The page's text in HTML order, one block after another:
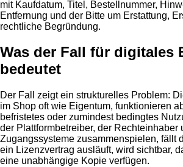
mit Kaufdatum, Titel, Bestellnummer,
Entfernung und der Bitte um Erstattung,
rechtliche Begründung.
Was der Fall für digitales
bedeutet
Der Fall zeigt ein strukturelles Problem:
im Shop oft wie Eigentum, funktionieren
befristetes oder zumindest bedingtes
der Plattformbetreiber, der Rechteinhaber
Zugangssysteme zusammenspielen, fällt
ein Lizenzvertrag ausläuft, wird sichtbar,
eine unabhängige Kopie verfügen.